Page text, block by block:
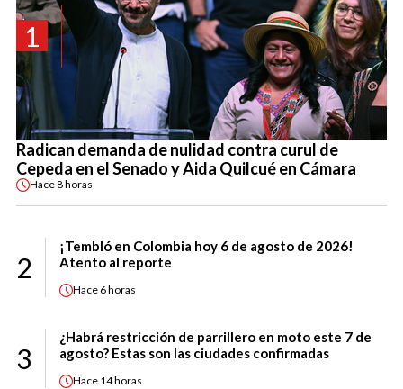
1
Radican demanda de nulidad contra curul de
Cepeda en el Senado y Aida Quilcué en Cámara
Hace8 horas
2
¡Tembló en Colombia hoy 6 de agosto de 2026!
Atento al reporte
Hace 6 horas
3
¿Habrá restricción de parrillero en moto este 7 de
agosto? Estas son las ciudades confirmadas
Hace 14 horas